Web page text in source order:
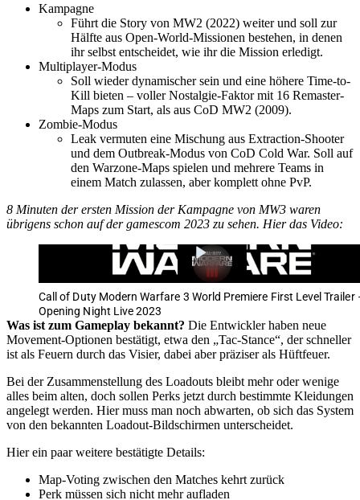
Kampagne
Führt die Story von MW2 (2022) weiter und soll zur
Hälfte aus Open-World-Missionen bestehen, in denen
ihr selbst entscheidet, wie ihr die Mission erledigt.
Multiplayer-Modus
Soll wieder dynamischer sein und eine höhere Time-to-
Kill bieten – voller Nostalgie-Faktor mit 16 Remaster-
Maps zum Start, als aus CoD MW2 (2009).
Zombie-Modus
Leak vermuten eine Mischung aus Extraction-Shooter
und dem Outbreak-Modus von CoD Cold War. Soll auf
den Warzone-Maps spielen und mehrere Teams in
einem Match zulassen, aber komplett ohne PvP.
8 Minuten der ersten Mission der Kampagne von MW3 waren
übrigens schon auf der gamescom 2023 zu sehen. Hier das Video:
Call of Duty Modern Warfare 3 World Premiere First Level Trailer
Opening Night Live 2023
Was ist zum Gameplay bekannt? Die Entwickler haben neue
Movement-Optionen bestätigt, etwa den „Tac-Stance“, der schneller
ist als Feuern durch das Visier, dabei aber präziser als Hüftfeuer.
Bei der Zusammenstellung des Loadouts bleibt mehr oder wenige
alles beim alten, doch sollen Perks jetzt durch bestimmte Kleidungen
angelegt werden. Hier muss man noch abwarten, ob sich das System
von den bekannten Loadout-Bildschirmen unterscheidet.
Hier ein paar weitere bestätigte Details:
Map-Voting zwischen den Matches kehrt zurück
Perk müssen sich nicht mehr aufladen